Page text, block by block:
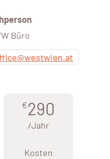
Büro
€290
/Jahr
Kosten